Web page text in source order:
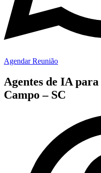
Agendar Reunião
Agentes de IA
Campo – SC